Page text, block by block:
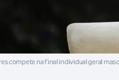
compete na final individual geral